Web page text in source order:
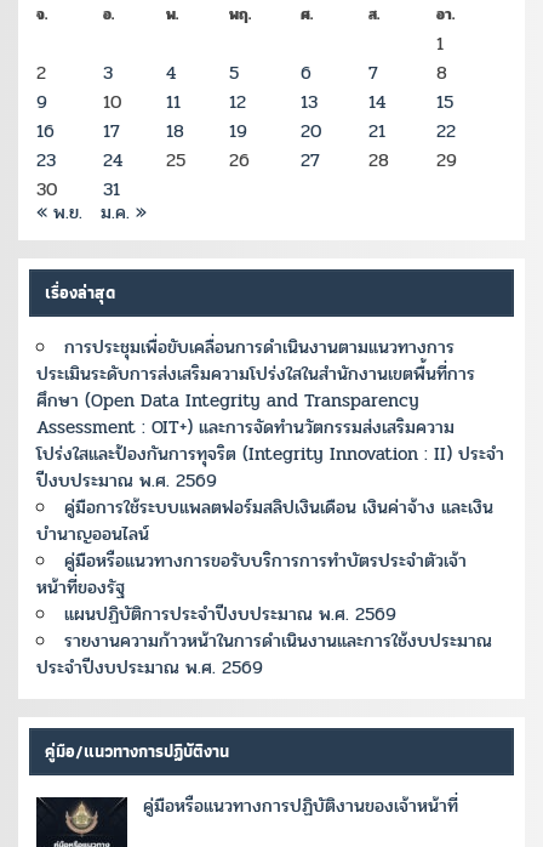
จ. อ. พ. พฤ. ศ. ส. อา.
1
2
3 4 5 6 7
8
9
10 11 12 13 14
15
16
17 18 19 20 21
22
23
24 25 26 27 28
29
30
31
« พ.ย. ม.ค. »
เรื่องล่าสุด
การประชุมเพื่อขับเคลื่อนการดำเนินงานตามแนวทางการ
ประเมินระดับการส่งเสริมความโปร่งใสในสำนักงานเขตพื้นที่การ
ศึกษา (Open Data Integrity and Transparency
Assessment : OIT+) และการจัดทำนวัตกรรมส่งเสริมความ
โปร่งใสและป้องกันการทุจริต (Integrity Innovation : II) ประจำ
ปีงบประมาณ พ.ศ. 2569
คู่มือการใช้ระบบแพลตฟอร์มสลิปเงินเดือน เงินค่าจ้าง และเงิน
บำนาญออนไลน์
คู่มือหรือแนวทางการขอรับบริการการทำบัตรประจำตัวเจ้า
หน้าที่ของรัฐ
แผนปฏิบัติการประจำปีงบประมาณ พ.ศ. 2569
รายงานความก้าวหน้าในการดำเนินงานและการใช้งบประมาณ
ประจำปีงบประมาณ พ.ศ. 2569
คู่มือ/แนวทางการปฏิบัติงาน
คู่มือหรือแนวทางการปฏิบัติงานของเจ้าหน้าที่